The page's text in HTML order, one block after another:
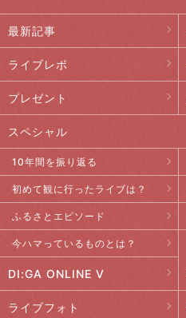
最新記事
ライブレポ
プレゼント
スペシャル
10年間を振り返る
初めて観に行ったライブは？
ふるさとエピソード
今ハマっているものとは？
DI:GA ONLINE V
ライブフォト